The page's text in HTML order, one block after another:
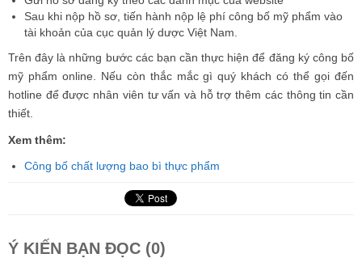
Sau khi nộp hồ sơ, tiến hành nộp lệ phí công bố mỹ phẩm vào
tài khoản của cục quản lý dược Việt Nam.
Trên đây là những bước các bạn cần thực hiện để đăng ký công bố
mỹ phẩm online. Nếu còn thắc mắc gì quý khách có thể gọi đến
hotline để được nhân viên tư vấn và hỗ trợ thêm các thông tin cần
thiết.
Xem thêm:
Công bố chất lượng bao bì thực phẩm
Ý KIẾN BẠN ĐỌC (0)